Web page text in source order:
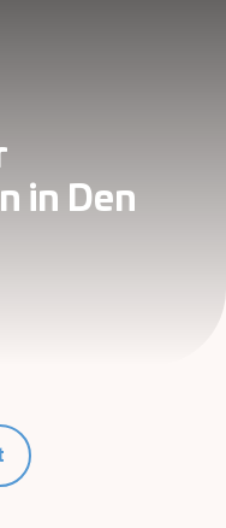
in Den